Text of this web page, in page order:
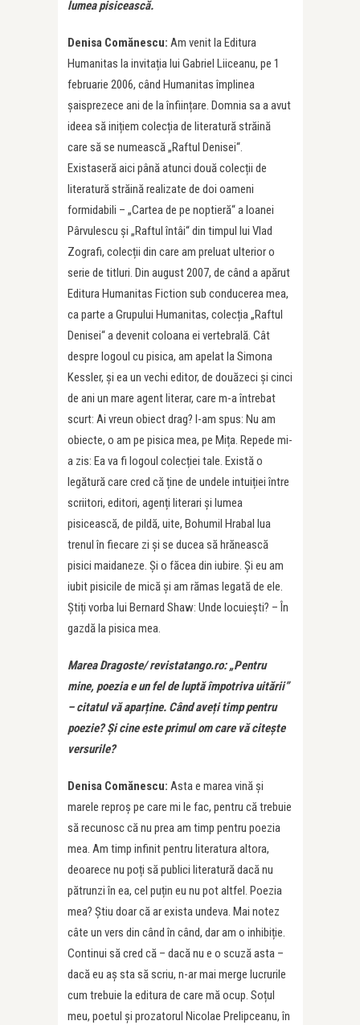
lumea pisicească.
Denisa Comănescu: Am venit la Editura
Humanitas la invitația lui Gabriel Liiceanu, pe 1
februarie 2006, când Humanitas împlinea
șaisprezece ani de la înființare. Domnia sa a avut
ideea să inițiem colecția de literatură străină
care să se numească „Raftul Denisei“.
Existaseră aici până atunci două colecții de
literatură străină realizate de doi oameni
formidabili – „Cartea de pe noptieră“ a Ioanei
Pârvulescu și „Raftul întâi“ din timpul lui Vlad
Zografi, colecții din care am preluat ulterior o
serie de titluri. Din august 2007, de când a apărut
Editura Humanitas Fiction sub conducerea mea,
ca parte a Grupului Humanitas, colecția „Raftul
Denisei“ a devenit coloana ei vertebrală. Cât
despre logoul cu pisica, am apelat la Simona
Kessler, și ea un vechi editor, de douăzeci și cinci
de ani un mare agent literar, care m-a întrebat
scurt: Ai vreun obiect drag? I-am spus: Nu am
obiecte, o am pe pisica mea, pe Mița. Repede mi-
a zis: Ea va fi logoul colecției tale. Există o
legătură care cred că ține de undele intuiției între
scriitori, editori, agenți literari și lumea
pisicească, de pildă, uite, Bohumil Hrabal lua
trenul în fiecare zi și se ducea să hrănească
pisici maidaneze. Și o făcea din iubire. Și eu am
iubit pisicile de mică și am rămas legată de ele.
Știți vorba lui Bernard Shaw: Unde locuiești? – În
gazdă la pisica mea.
Marea Dragoste/ revistatango.ro: „Pentru
mine, poezia e un fel de luptă împotriva uitării”
– citatul vă aparține. Când aveți timp pentru
poezie? Și cine este primul om care vă citește
versurile?
Denisa Comănescu: Asta e marea vină și
marele reproș pe care mi le fac, pentru că trebuie
să recunosc că nu prea am timp pentru poezia
mea. Am timp infinit pentru literatura altora,
deoarece nu poți să publici literatură dacă nu
pătrunzi în ea, cel puțin eu nu pot altfel. Poezia
mea? Știu doar că ar exista undeva. Mai notez
câte un vers din când în când, dar am o inhibiție.
Continui să cred că – dacă nu e o scuză asta –
dacă eu aș sta să scriu, n-ar mai merge lucrurile
cum trebuie la editura de care mă ocup. Soțul
meu, poetul și prozatorul Nicolae Prelipceanu, în